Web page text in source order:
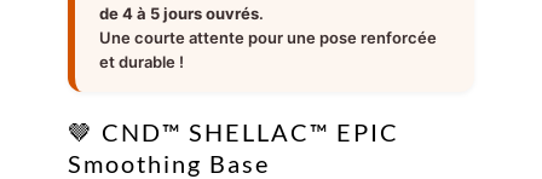
de 4 à 5 jours ouvrés.
Une courte attente pour une pose renforcée
et durable !
🤎 CND™ SHELLAC™ EPIC
Smoothing Base